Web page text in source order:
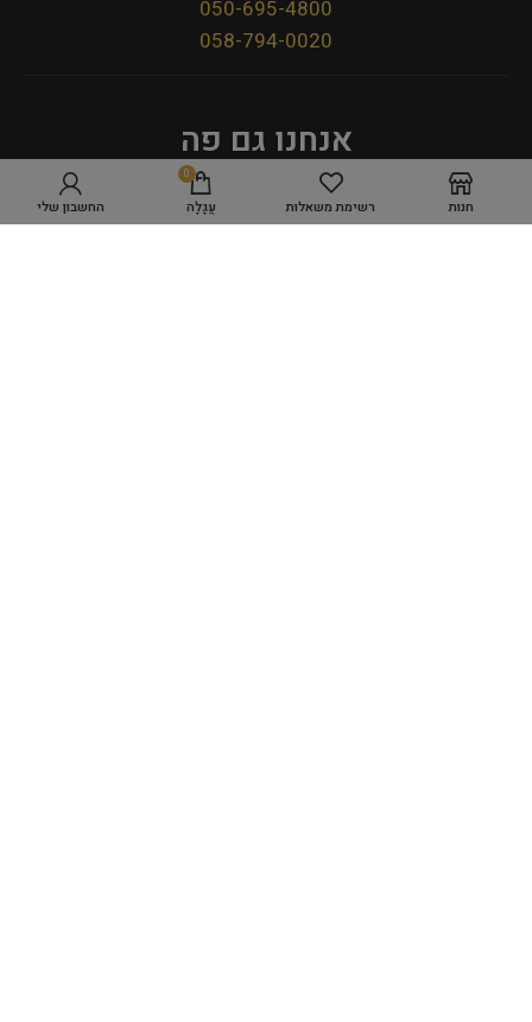
050-695-4800
058-794-0020
אנחנו גם פה
חנות רשימת משאלות
0
עֲגָלָה החשבון שלי